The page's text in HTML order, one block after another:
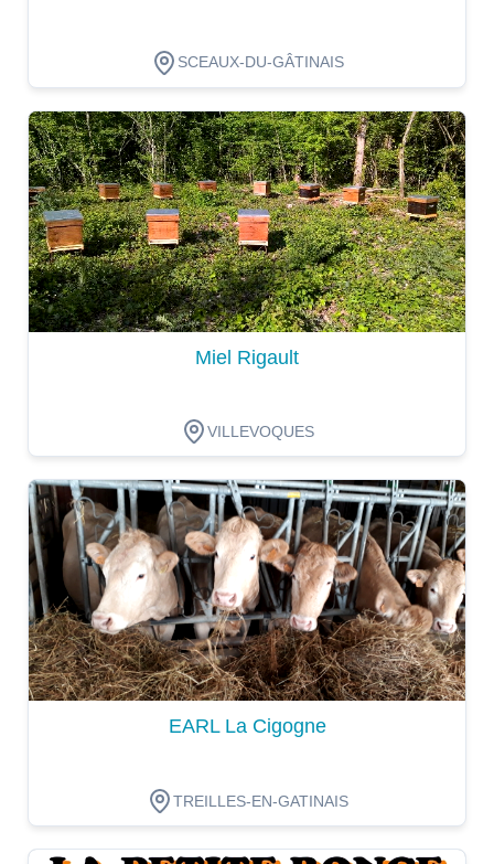
SCEAUX-DU-GÂTINAIS
Dégustation
Miel Rigault
VILLEVOQUES
Dégustation
EARL La Cigogne
TREILLES-EN-GATINAIS